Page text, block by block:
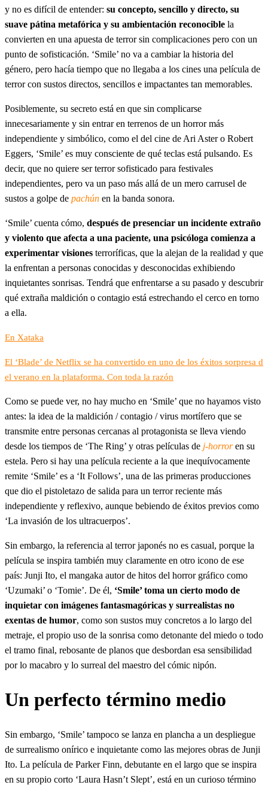
y no es difícil de entender: su concepto, sencillo y directo, su
suave pátina metafórica y su ambientación reconocible la
convierten en una apuesta de terror sin complicaciones pero con un
punto de sofisticación. ‘Smile’ no va a cambiar la historia del
género, pero hacía tiempo que no llegaba a los cines una película de
terror con sustos directos, sencillos e impactantes tan memorables.
Posiblemente, su secreto está en que sin complicarse
innecesariamente y sin entrar en terrenos de un horror más
independiente y simbólico, como el del cine de Ari Aster o Robert
Eggers, ‘Smile’ es muy consciente de qué teclas está pulsando. Es
decir, que no quiere ser terror sofisticado para festivales
independientes, pero va un paso más allá de un mero carrusel de
sustos a golpe de pachún en la banda sonora.
‘Smile’ cuenta cómo, después de presenciar un incidente extraño
y violento que afecta a una paciente, una psicóloga comienza a
experimentar visiones terroríficas, que la alejan de la realidad y que
la enfrentan a personas conocidas y desconocidas exhibiendo
inquietantes sonrisas. Tendrá que enfrentarse a su pasado y descubrir
qué extraña maldición o contagio está estrechando el cerco en torno
a ella.
En Xataka
El ‘Blade’ de Netflix se ha convertido en uno de los éxitos sorpresa d
el verano en la plataforma. Con toda la razón
Como se puede ver, no hay mucho en ‘Smile’ que no hayamos visto
antes: la idea de la maldición / contagio / virus mortífero que se
transmite entre personas cercanas al protagonista se lleva viendo
desde los tiempos de ‘The Ring’ y otras películas de j-horroren su
estela. Pero si hay una película reciente a la que inequívocamente
remite ‘Smile’ es a ‘It Follows’, una de las primeras producciones
que dio el pistoletazo de salida para un terror reciente más
independiente y reflexivo, aunque bebiendo de éxitos previos como
‘La invasión de los ultracuerpos’.
Sin embargo, la referencia al terror japonés no es casual, porque la
película se inspira también muy claramente en otro icono de ese
país: Junji Ito, el mangaka autor de hitos del horror gráfico como
‘Uzumaki’ o ‘Tomie’. De él, ‘Smile’ toma un cierto modo de
inquietar con imágenes fantasmagóricas y surrealistas no
exentas de humor, como son sustos muy concretos a lo largo del
metraje, el propio uso de la sonrisa como detonante del miedo o todo
el tramo final, rebosante de planos que desbordan esa sensibilidad
por lo macabro y lo surreal del maestro del cómic nipón.
Un perfecto término medio
Sin embargo, ‘Smile’ tampoco se lanza en plancha a un despliegue
de surrealismo onírico e inquietante como las mejores obras de Junji
Ito. La película de Parker Finn, debutante en el largo que se inspira
en su propio corto ‘Laura Hasn’t Slept’, está en un curioso término